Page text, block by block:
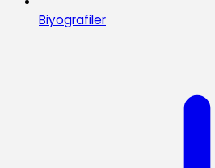
Biyografiler